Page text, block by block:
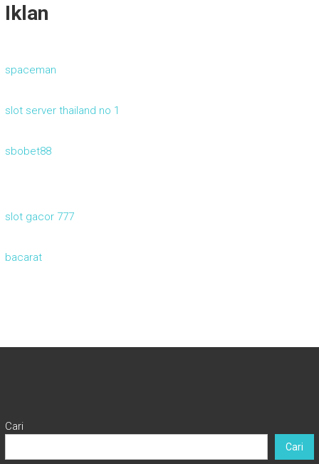
Iklan
spaceman
slot server thailand no 1
sbobet88
slot gacor 777
bacarat
Cari
Cari